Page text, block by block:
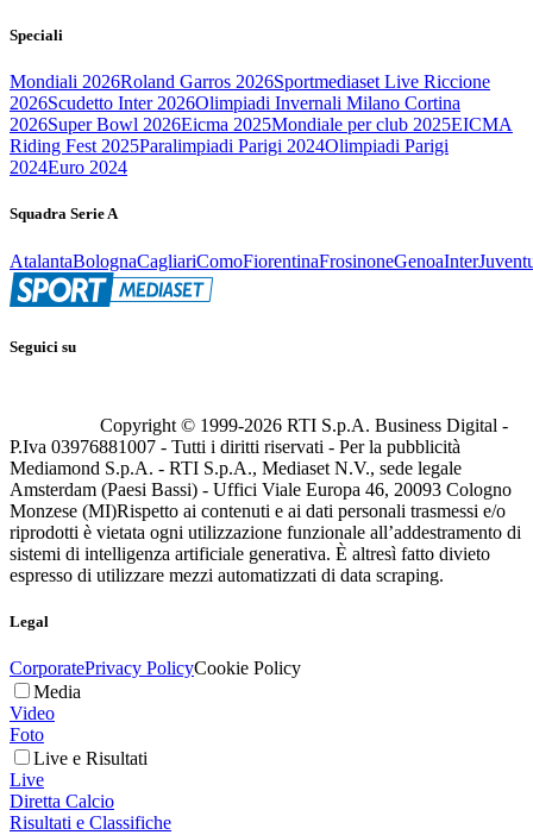
Speciali
Mondiali 2026Roland Garros 2026Sportmediaset Live Riccione
2026Scudetto Inter 2026Olimpiadi Invernali Milano Cortina
2026Super Bowl 2026Eicma 2025Mondiale per club 2025EICMA
Riding Fest 2025Paralimpiadi Parigi 2024Olimpiadi Parigi
2024Euro 2024
Squadra Serie A
AtalantaBolognaCagliariComoFiorentinaFrosinoneGenoaInter
Seguici su
Copyright © 1999-2026 RTI S.p.A. Business Digital -
P.Iva 03976881007 - Tutti i diritti riservati - Per la pubblicità
Mediamond S.p.A. - RTI S.p.A., Mediaset N.V., sede legale
Amsterdam (Paesi Bassi) - Uffici Viale Europa 46, 20093 Cologno
Monzese (MI)Rispetto ai contenuti e ai dati personali trasmessi e/o
riprodotti è vietata ogni utilizzazione funzionale all’addestramento di
sistemi di intelligenza artificiale generativa. È altresì fatto divieto
espresso di utilizzare mezzi automatizzati di data scraping.
Legal
CorporatePrivacy PolicyCookie Policy
Media
Video
Foto
Live e Risultati
Live
Diretta Calcio
Risultati e Classifiche